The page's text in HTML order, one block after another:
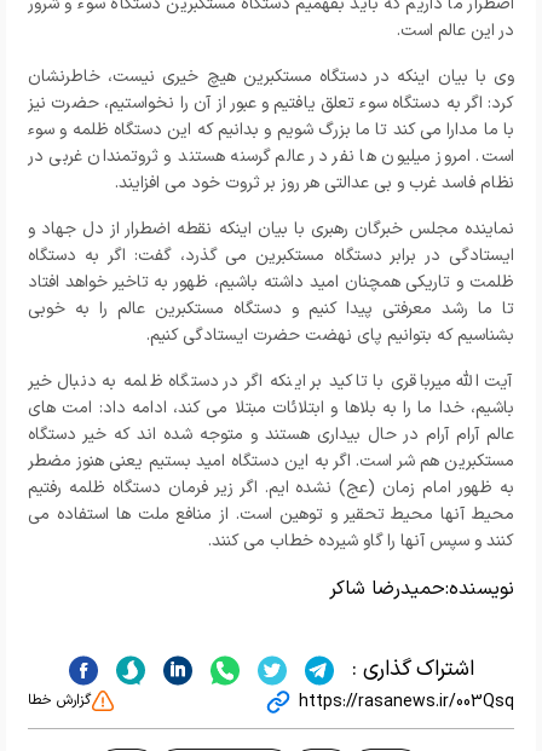
در این عالم است.
وی با بیان اینکه در دستگاه مستکبرین هیچ خیری نیست، خاطرنشان
کرد: اگر به دستگاه سوء تعلق یافتیم و عبور از آن را نخواستیم، حضرت نیز
با ما مدارا می کند تا ما بزرگ شویم و بدانیم که این دستگاه ظلمه و سوء
است. امروز میلیون ها نفر در عالم گرسنه هستند و ثروتمندان غربی در
نظام فاسد غرب و بی عدالتی هر روز بر ثروت خود می افزایند.
نماینده مجلس خبرگان رهبری با بیان اینکه نقطه اضطرار از دل جهاد و
ایستادگی در برابر دستگاه مستکبرین می گذرد، گفت: اگر به دستگاه
ظلمت و تاریکی همچنان امید داشته باشیم، ظهور به تاخیر خواهد افتاد
تا ما رشد معرفتی پیدا کنیم و دستگاه مستکبرین عالم را به خوبی
بشناسیم که بتوانیم پای نهضت حضرت ایستادگی کنیم.
آیت الله میرباقری با تاکید بر اینکه اگر در دستگاه ظلمه به دنبال خیر
باشیم، خدا ما را به بلاها و ابتلائات مبتلا می کند، ادامه داد: امت های
عالم آرام آرام در حال بیداری هستند و متوجه شده اند که خیر دستگاه
مستکبرین هم شر است. اگر به این دستگاه امید بستیم یعنی هنوز مضطر
به ظهور امام زمان (عج) نشده ایم. اگر زیر فرمان دستگاه ظلمه رفتیم
محیط آنها محیط تحقیر و توهین است. از منافع ملت ها استفاده می
کنند و سپس آنها را گاو شیرده خطاب می کنند.
نویسنده:حمیدرضا شاکر
اشتراک گذاری :
https://rasanews.ir/003Qsq گزارش خطا